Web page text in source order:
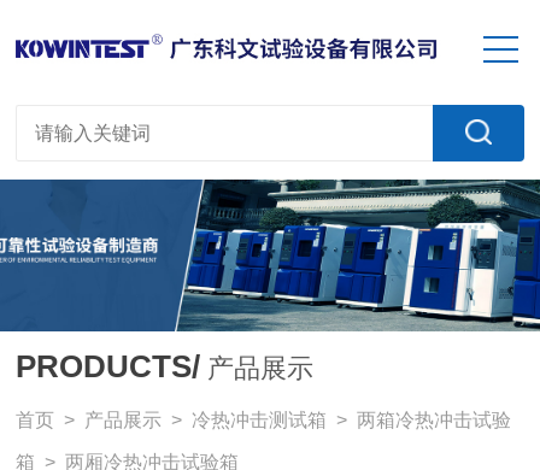
PRODUCTS/ 产品展示
首页 > 产品展示 > 冷热冲击测试箱 >两箱冷热冲击试验
箱 > 两厢冷热冲击试验箱